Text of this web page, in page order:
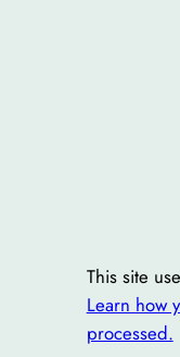
This site
Learn how
processed.